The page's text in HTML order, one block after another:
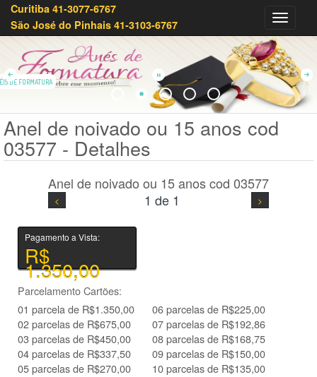
Joias
41-
3233-
7879
Curitiba 41-3077-6767
São José do Pinhais 41-3103-6767
DE FORMATURA
Anel de noivado ou 15 anos cod
03577 - Detalhes
Anel de noivado ou 15 anos cod 03577
1 de 1
Pagamento a Vista:
R$
1.350,00
Parcelamento Cartões:
01 parcela de R$1.350,00
02 parcelas de R$675,00
03 parcelas de R$450,00
04 parcelas de R$337,50
05 parcelas de R$270,00
06 parcelas de R$225,00
07 parcelas de R$192,86
08 parcelas de R$168,75
09 parcelas de R$150,00
10 parcelas de R$135,00